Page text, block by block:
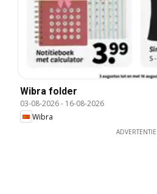
Wibra folder
03-08-2026- 16-08-2026
Wibra
ADVERTENTIE